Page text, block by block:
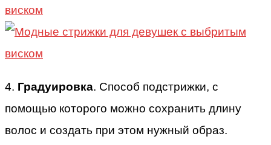
4. Градуировка. Способ подстрижки, с
помощью которого можно сохранить длину
волос и создать при этом нужный образ.